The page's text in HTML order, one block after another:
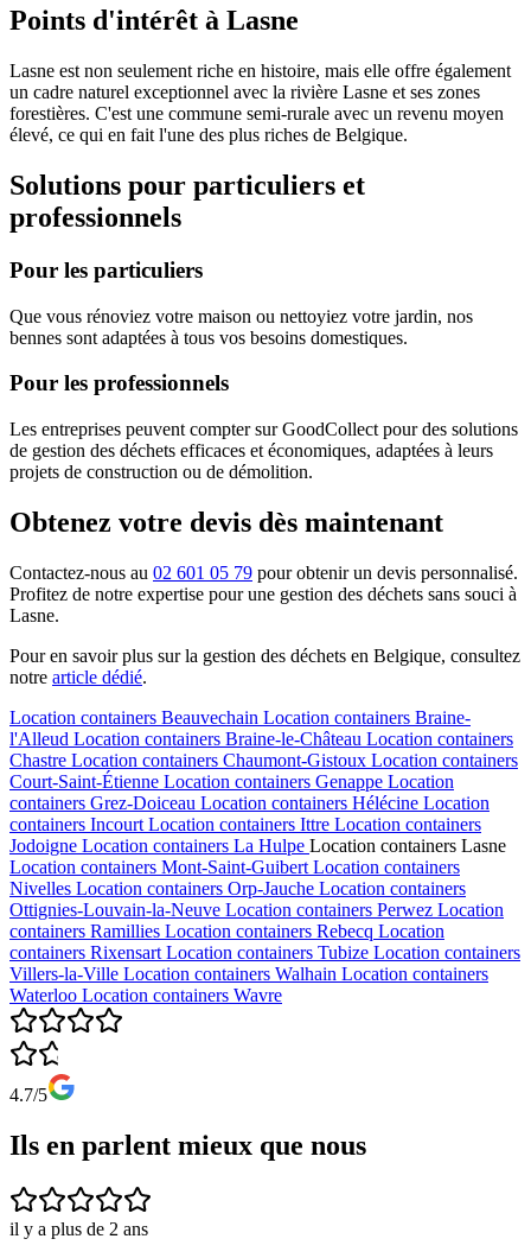
Points d'intérêt à Lasne
Lasne est non seulement riche en histoire, mais elle offre également
un cadre naturel exceptionnel avec la rivière Lasne et ses zones
forestières. C'est une commune semi-rurale avec un revenu moyen
élevé, ce qui en fait l'une des plus riches de Belgique.
Solutions pour particuliers et
professionnels
Pour les particuliers
Que vous rénoviez votre maison ou nettoyiez votre jardin, nos
bennes sont adaptées à tous vos besoins domestiques.
Pour les professionnels
Les entreprises peuvent compter sur GoodCollect pour des solutions
de gestion des déchets efficaces et économiques, adaptées à leurs
projets de construction ou de démolition.
Obtenez votre devis dès maintenant
Contactez-nous au 02 601 05 79 pour obtenir un devis personnalisé.
Profitez de notre expertise pour une gestion des déchets sans souci à
Lasne.
Pour en savoir plus sur la gestion des déchets en Belgique, consultez
notre article dédié.
Location containers Beauvechain Location containers Braine-
l'Alleud Location containers Braine-le-Château Location containers
Chastre Location containers Chaumont-Gistoux Location containers
Court-Saint-Étienne Location containers Genappe Location
containers Grez-Doiceau Location containers Hélécine Location
containers Incourt Location containers Ittre Location containers
Jodoigne Location containers La Hulpe Location containers Lasne
Location containers Mont-Saint-Guibert Location containers
Nivelles Location containers Orp-Jauche Location containers
Ottignies-Louvain-la-Neuve Location containers Perwez Location
containers Ramillies Location containers Rebecq Location
containers Rixensart Location containers Tubize Location containers
Villers-la-Ville Location containers Walhain Location containers
Waterloo Location containers Wavre
4.7/5
Ils en parlent mieux que nous
il y a plus de 2 ans